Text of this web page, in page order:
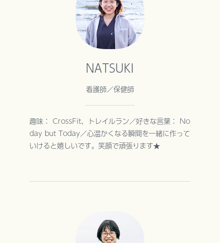
NATSUKI
看護師／保健師
趣味： CrossFit、トレイルラン／好きな言葉： No
day but Today／心温かくなる瞬間を一緒に作って
いけると嬉しいです。笑顔で頑張ります★